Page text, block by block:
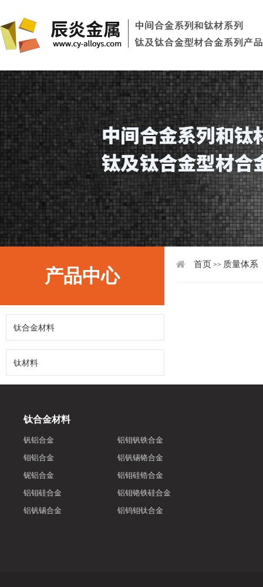
产品中心
钛合金材料
钛材料
首页 >> 质量体系
钛合金材料
钒铝合金
铝钼钒铁合金
钼铝合金
铝钒锡铬合金
铌铝合金
铝钼硅锆合金
铝钼硅合金
铝钼铬铁硅合金
铝钒锡合金
铝钨钼钛合金